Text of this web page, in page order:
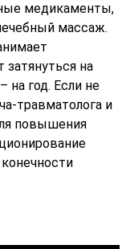
медикаменты,
массаж.
на
на год. Если не
травматолога и
повышения